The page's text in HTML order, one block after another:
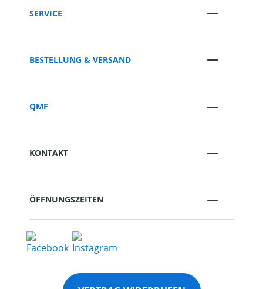
SERVICE
BESTELLUNG & VERSAND
QMF
KONTAKT
ÖFFNUNGSZEITEN